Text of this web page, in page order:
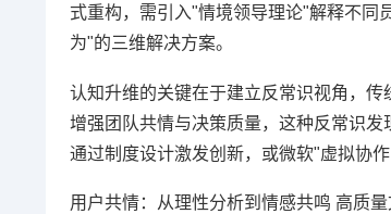
式重构，需引入"情境领导理论"解释不同
为"的三维解决方案。
认知升维的关键在于建立反常识视角，传
增强团队共情与决策质量，这种反常识
通过制度设计激发创新，或微软"虚拟协
用户共情：从理性分析到情感共鸣 高质